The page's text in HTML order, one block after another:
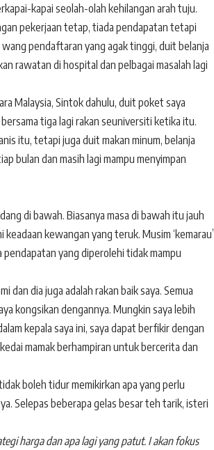
kapai seolah-olah kehilangan arah tuju.
pekerjaan tetap, tiada pendapatan tetapi
pendaftaran yang agak tinggi, duit belanja
rawatan di hospital dan pelbagai masalah lagi
Malaysia, Sintok dahulu, duit poket saya
tiga lagi rakan seuniversiti ketika itu.
itu, tetapi juga duit makan minum, belanja
bulan dan masih lagi mampu menyimpan
di bawah. Biasanya masa di bawah itu jauh
kewangan yang teruk. Musim ‘kemarau’
yang diperolehi tidak mampu
dan dia juga adalah rakan baik saya. Semua
kongsikan dengannya. Mungkin saya lebih
kepala saya ini, saya dapat berfikir dengan
mamak berhampiran untuk bercerita dan
boleh tidur memikirkan apa yang perlu
Selepas beberapa gelas besar teh tarik, isteri
harga dan apa lagi yang patut. I akan fokus